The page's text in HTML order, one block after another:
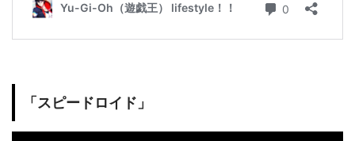
「スピードロイド」